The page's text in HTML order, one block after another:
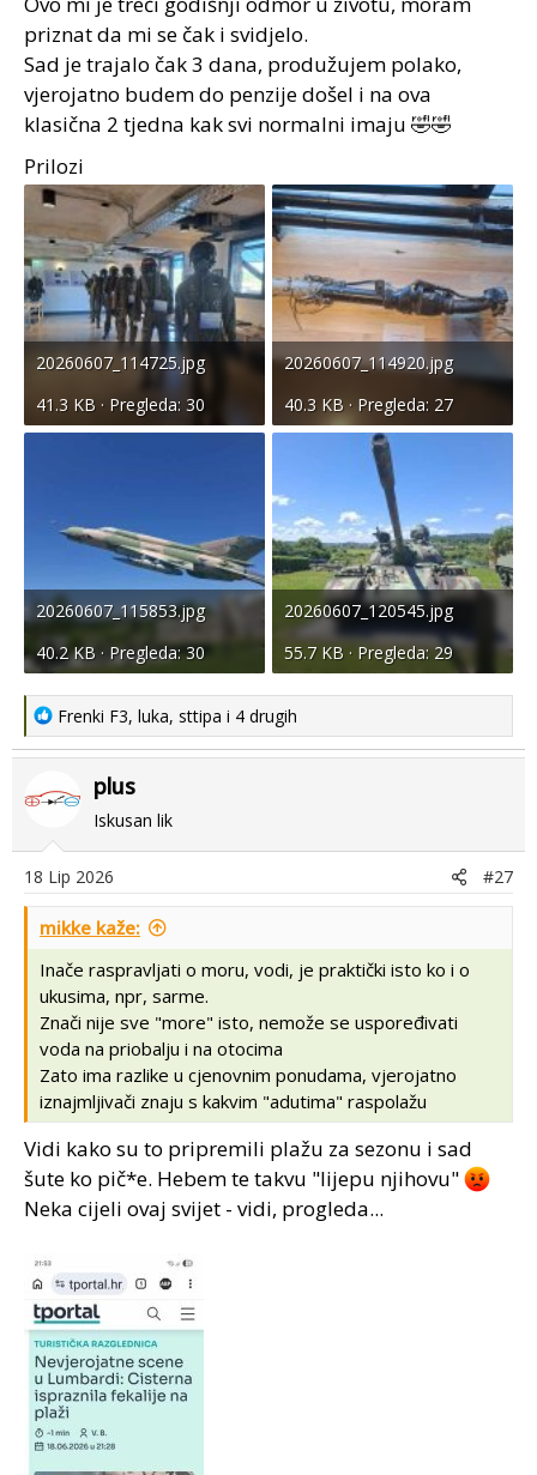
priznat da mi se čak i svidjelo.
Sad je trajalo čak 3 dana, produžujem polako,
vjerojatno budem do penzije došel i na ova
klasična 2 tjedna kak svi normalni imaju 🤣🤣
Prilozi
20260607_114725.jpg
41.3 KB · Pregleda: 30
20260607_114920.jpg
40.3 KB · Pregleda: 27
20260607_115853.jpg
40.2 KB · Pregleda: 30
20260607_120545.jpg
55.7 KB · Pregleda: 29
R
e
a
c
i
o
n
s
:
Frenki F3, luka, sttipa i 4 drugih
plus
Iskusan lik
18 Lip 2026 #27
mikke kaže:
Inače raspravljati o moru, vodi, je praktički isto ko i o
ukusima, npr, sarme.
Znači nije sve "more" isto, nemože se uspoređivati
voda na priobalju i na otocima
Zato ima razlike u cjenovnim ponudama, vjerojatno
iznajmljivači znaju s kakvim "adutima" raspolažu
Vidi kako su to pripremili plažu za sezonu i sad
šute ko pič*e. Hebem te takvu "lijepu njihovu"
Neka cijeli ovaj svijet - vidi, progleda...